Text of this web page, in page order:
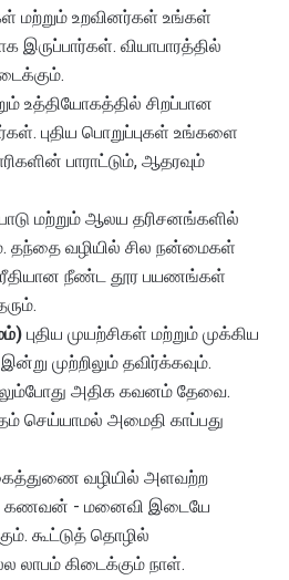
மற்றும் உறவினர்கள் உங்கள்
இருப்பார்கள். வியாபாரத்தில்
உத்தியோகத்தில் சிறப்பான
புதிய பொறுப்புகள் உங்களை
பாராட்டும், ஆதரவும்
மற்றும் ஆலய தரிசனங்களில்
தந்தை வழியில் சில நன்மைகள்
நீண்ட தூர பயணங்கள்
புதிய முயற்சிகள் மற்றும் முக்கிய
முற்றிலும் தவிர்க்கவும்.
அதிக கவனம் தேவை.
செய்யாமல் அமைதி காப்பது
வழியில் அளவற்ற
கணவன் - மனைவி இடையே
கூட்டுத் தொழில்
லாபம் கிடைக்கும் நாள்.